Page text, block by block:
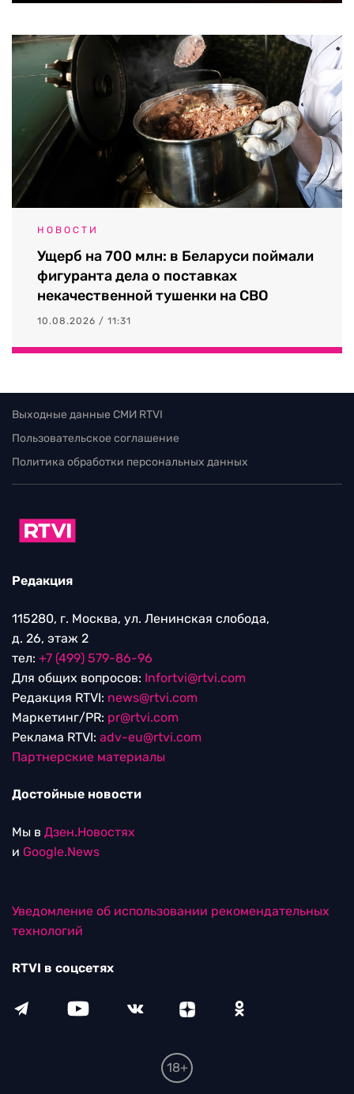
НОВОСТИ
Ущерб на 700 млн: в Беларуси поймали
фигуранта дела о поставках
некачественной тушенки на СВО
10.08.2026 / 11:31
Выходные данные СМИ RTVI
Пользовательское соглашение
Политика обработки персональных данных
Редакция
115280, г. Москва, ул. Ленинская слобода,
д. 26, этаж 2
тел: +7 (499) 579-86-96
Для общих вопросов: Infortvi@rtvi.com
Редакция RTVI: news@rtvi.com
Маркетинг/PR: pr@rtvi.com
Реклама RTVI: adv-eu@rtvi.com
Партнерские материалы
Достойные новости
Мы в Дзен.Новостях
и Google.News
Уведомление об использовании рекомендательных
технологий
RTVI в соцсетях
18+